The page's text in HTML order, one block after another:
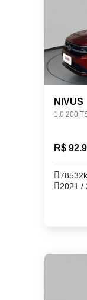
NIVUS
R$
2021 /